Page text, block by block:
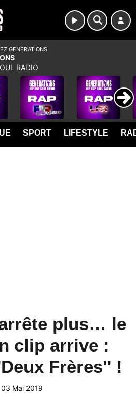
SPORT LIFESTYLE
plus… le
clip arrive :
Frères'' !
03 Mai 2019
GENERATIONS
RADIO